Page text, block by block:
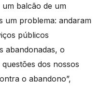
balcão de um
um problema: andaram
públicos
abandonadas, o
dos nossos
o abandono”,